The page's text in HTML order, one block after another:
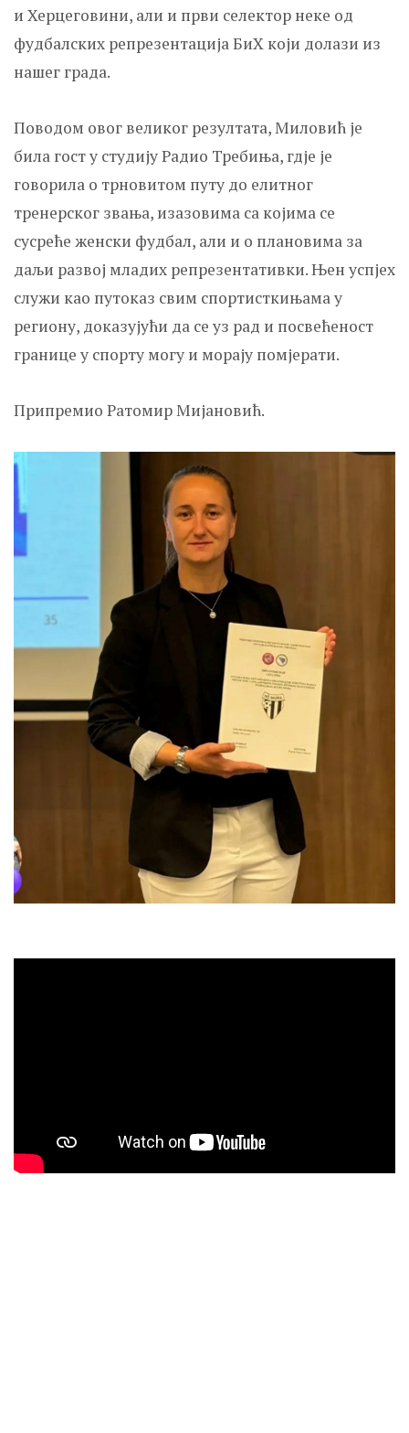
и Херцеговини, али и први селектор неке од
фудбалских репрезентација БиХ који долази из
нашег града.
Поводом овог великог резултата, Миловић је
била гост у студију Радио Требиња, гдје је
говорила о трновитом путу до елитног
тренерског звања, изазовима са којима се
сусреће женски фудбал, али и о плановима за
даљи развој младих репрезентативки. Њен успјех
служи као путоказ свим спортисткињама у
региону, доказујући да се уз рад и посвећеност
границе у спорту могу и морају помјерати.
Припремио Ратомир Мијановић.